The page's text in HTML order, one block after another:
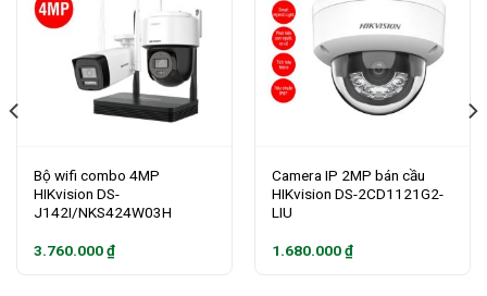
Bộ wifi combo 4MP
HIKvision DS-
J142I/NKS424W03H
3.760.000₫
Camera IP 2MP bán cầu
HIKvision DS-2CD1121G2-
LIU
1.680.000₫